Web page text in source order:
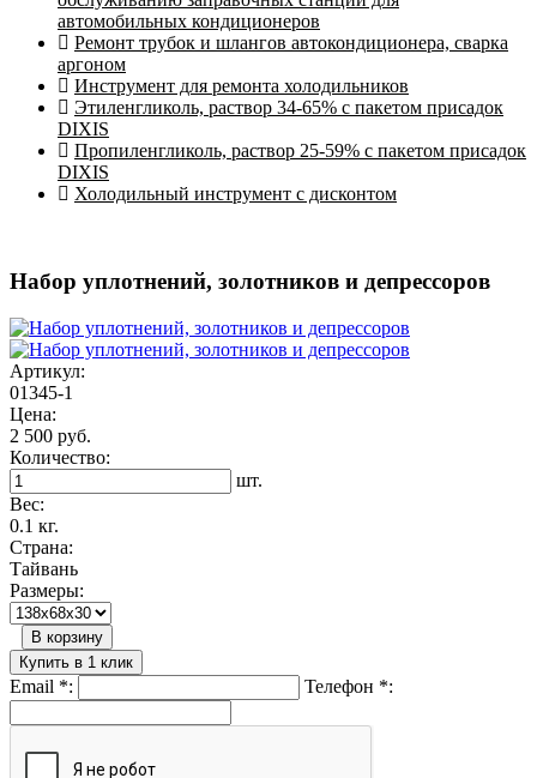
автомобильных кондиционеров
Ремонт трубок и шлангов автокондиционера, сварка
аргоном
Инструмент для ремонта холодильников
Этиленгликоль, раствор 34-65% с пакетом присадок
DIXIS
Пропиленгликоль, раствор 25-59% с пакетом присадок
DIXIS
Холодильный инструмент с дисконтом
Набор уплотнений, золотников и депрессоров
Артикул:
01345-1
Цена:
2 500 руб.
Количество:
шт.
Вес:
0.1 кг.
Страна:
Тайвань
Размеры:
В корзину
Купить в 1 клик
Email *: Телефон *: